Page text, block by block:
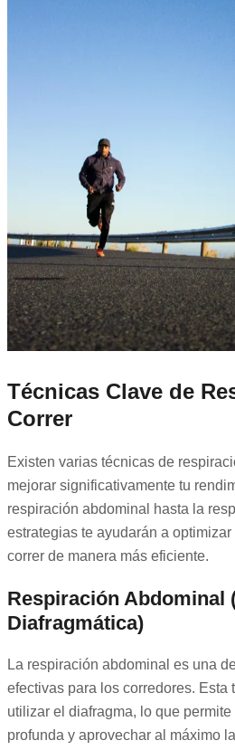
Técnicas Clave de
Correr
Existen varias técnicas de
mejorar significativamente tu
respiración abdominal hasta la
estrategias te ayudarán a
correr de manera más eficiente.
Respiración Abdominal
Diafragmática)
La respiración abdominal es una
efectivas para los corredores. Esta
utilizar el diafragma, lo que
profunda y aprovechar al máximo